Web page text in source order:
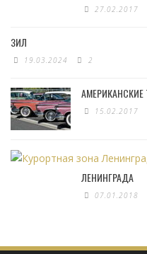
27.02.2017
ЗИЛ
19.03.2024 2
15.02.2017
ЛЕНИНГРАДА
07.01.2018